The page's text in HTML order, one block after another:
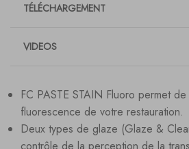
TÉLÉCHARGEMENT
VIDEOS
FC PASTE STAIN Fluoro permet
fluorescence de votre restauration.
Deux types de glaze (Glaze &